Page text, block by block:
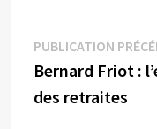
Navigation
de
PUBLICATION
Bernard Friot :
des retraites